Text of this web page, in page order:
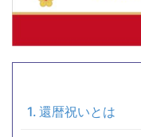
還暦祝いとは